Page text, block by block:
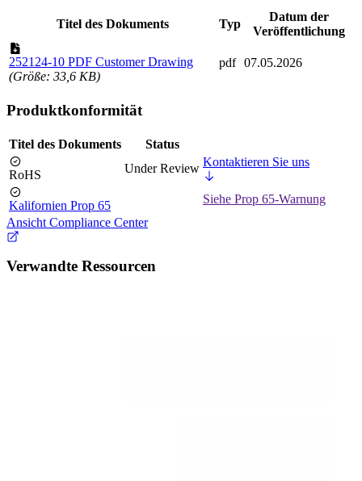
Titel des Dokuments Typ
Datum der
Veröffentlichung
252124-10 PDF Customer Drawing
(Größe: 33,6 KB)
pdf 07.05.2026
Produktkonformität
Titel des Dokuments Status
RoHS Under Review Kontaktieren Sie uns
Kalifornien Prop 65
Siehe Prop 65-Warnung
Ansicht Compliance Center
Verwandte Ressourcen